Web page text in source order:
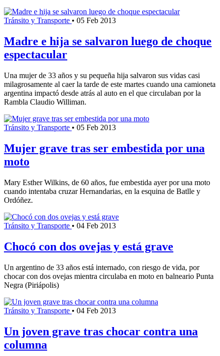
Tránsito y Transporte • 05 Feb 2013
Madre e hija se salvaron luego de choque
espectacular
Una mujer de 33 años y su pequeña hija salvaron sus vidas casi
milagrosamente al caer la tarde de este martes cuando una camioneta
argentina impactó desde atrás al auto en el que circulaban por la
Rambla Claudio Williman.
Tránsito y Transporte • 05 Feb 2013
Mujer grave tras ser embestida por una
moto
Mary Esther Wilkins, de 60 años, fue embestida ayer por una moto
cuando intentaba cruzar Hernandarias, en la esquina de Batlle y
Ordóñez.
Tránsito y Transporte • 04 Feb 2013
Chocó con dos ovejas y está grave
Un argentino de 33 años está internado, con riesgo de vida, por
chocar con dos ovejas mientra circulaba en moto en balneario Punta
Negra (Piriápolis)
Tránsito y Transporte • 04 Feb 2013
Un joven grave tras chocar contra una
columna